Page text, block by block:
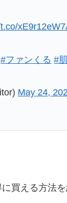
#ファンくる #
May 24,
買える方法